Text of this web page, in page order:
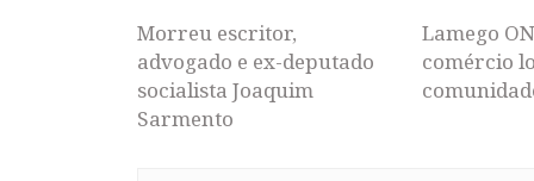
Morreu escritor,
advogado e ex-deputado
socialista Joaquim
Sarmento
Lamego
comércio